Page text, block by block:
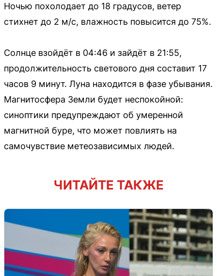
Ночью похолодает до 18 градусов, ветер
стихнет до 2 м/с, влажность повысится до 75%.
Солнце взойдёт в 04:46 и зайдёт в 21:55,
продолжительность светового дня составит 17
часов 9 минут. Луна находится в фазе убывания.
Магнитосфера Земли будет неспокойной:
синоптики предупреждают об умеренной
магнитной буре, что может повлиять на
самочувствие метеозависимых людей.
ЧИТАЙТЕ ТАКЖЕ